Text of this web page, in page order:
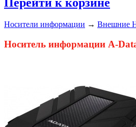
Носители информации → Внешние
Носитель информации A-